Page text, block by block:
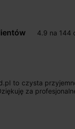
4.9 na 144
to czysta
za